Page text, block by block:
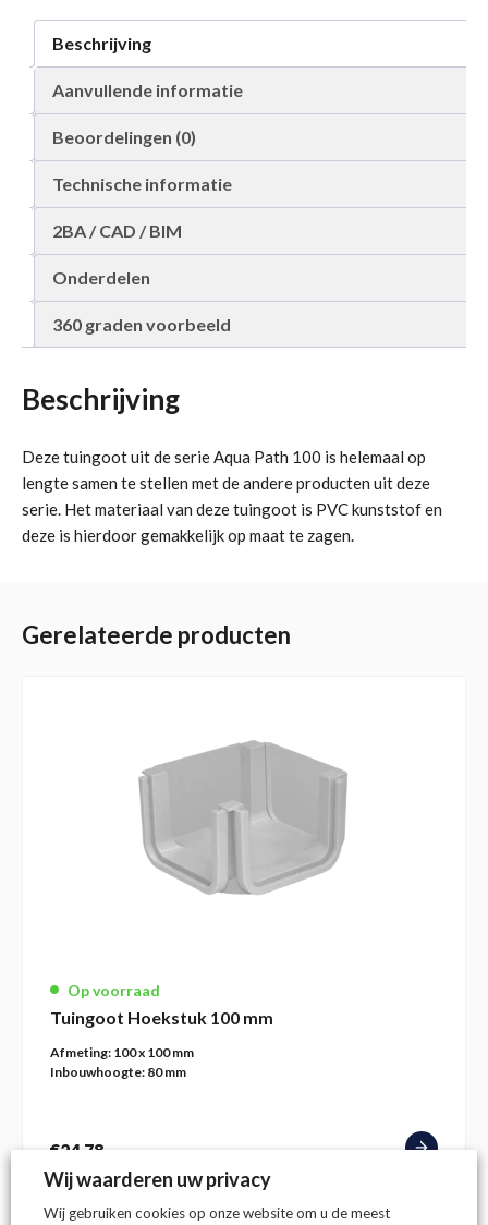
Beschrijving
Aanvullende informatie
Beoordelingen (0)
Technische informatie
2BA / CAD / BIM
Onderdelen
360 graden voorbeeld
Beschrijving
Deze tuingoot uit de serie Aqua Path 100 is helemaal op
lengte samen te stellen met de andere producten uit deze
serie. Het materiaal van deze tuingoot is PVC kunststof en
deze is hierdoor gemakkelijk op maat te zagen.
Gerelateerde producten
Op voorraad
Tuingoot Hoekstuk 100 mm
Afmeting: 100 x 100 mm
Inbouwhoogte: 80 mm
€24,78
Wij waarderen uw privacy
Wij gebruiken cookies op onze website om u de meest